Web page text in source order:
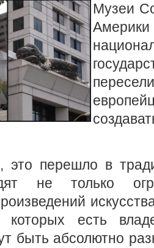
Музеи
это перешло в
не только
которых есть
быть абсолютно